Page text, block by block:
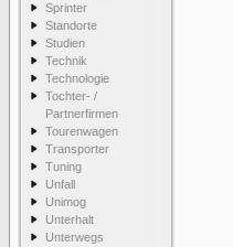
Sprinter
Standorte
Studien
Technik
Technologie
Tochter- /
Partnerfirmen
Tourenwagen
Transporter
Tuning
Unfall
Unimog
Unterhalt
Unterwegs